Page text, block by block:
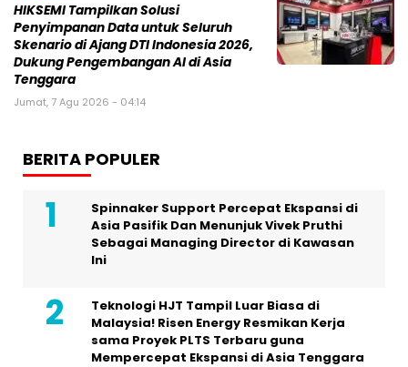
HIKSEMI Tampilkan Solusi
Penyimpanan Data untuk Seluruh
Skenario di Ajang DTI Indonesia 2026,
Dukung Pengembangan AI di Asia
Tenggara
Jumat, 7 Agu 2026 - 04:14
BERITA POPULER
Spinnaker Support Percepat Ekspansi di
Asia Pasifik Dan Menunjuk Vivek Pruthi
Sebagai Managing Director di Kawasan
Ini
Teknologi HJT Tampil Luar Biasa di
Malaysia! Risen Energy Resmikan Kerja
sama Proyek PLTS Terbaru guna
Mempercepat Ekspansi di Asia Tenggara